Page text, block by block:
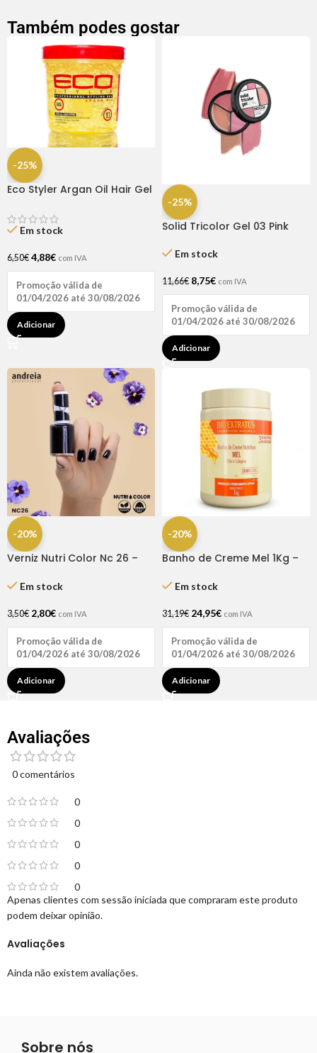
Também podes gostar
-25%
Eco Styler Argan Oil Hair Gel
Em stock
6,50€ 4,88€ com IVA
Promoção válida de
01/04/2026 até 30/08/2026
Adicionar
-25%
Solid Tricolor Gel 03 Pink
Em stock
11,66€ 8,75€ com IVA
Promoção válida de
01/04/2026 até 30/08/2026
Adicionar
-20%
Verniz Nutri Color Nc 26 –
Em stock
3,50€ 2,80€ com IVA
Promoção válida de
01/04/2026 até 30/08/2026
Adicionar
-20%
Banho de Creme Mel 1Kg –
Em stock
31,19€ 24,95€ com IVA
Promoção válida de
01/04/2026 até 30/08/2026
Adicionar
Avaliações
0 comentários
0
0
0
0
0
Avaliações
Ainda não existem avaliações.
Apenas clientes com sessão iniciada que compraram este produto
podem deixar opinião.
Sobre nós